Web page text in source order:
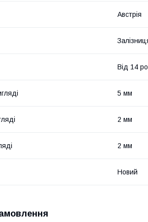
Австрія
Від 14
5 мм
2 мм
2 мм
Новий